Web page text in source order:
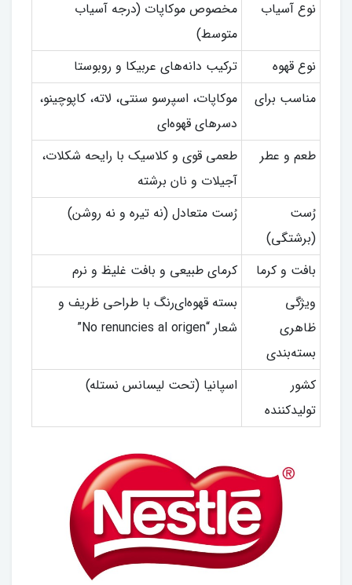
نوع آسیاب
مخصوص موکاپات (درجه آسیاب
متوسط)
نوع قهوه
ترکیب دانه‌های عربیکا و روبوستا
مناسب برای
موکاپات، اسپرسو سنتی، لاته، کاپوچینو،
دسرهای قهوه‌ای
طعم و عطر
طعمی قوی و کلاسیک با رایحه شکلات،
آجیلات و نان برشته
رُست
(برشتگی)
رُست متعادل (نه تیره و نه روشن)
بافت و کرما
کرمای طبیعی و بافت غلیظ و نرم
ویژگی
ظاهری
بسته‌بندی
بسته قهوه‌ای‌رنگ با طراحی ظریف و
شعار “No renuncies al origen”
کشور
تولیدکننده
اسپانیا (تحت لیسانس نستله)